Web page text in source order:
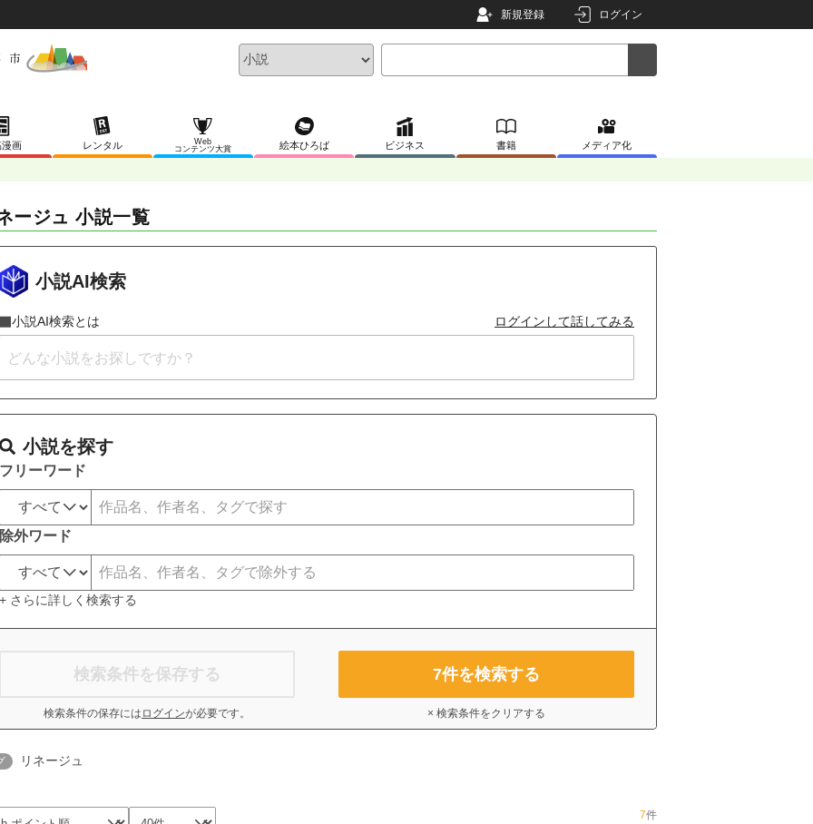
新規登録 ログイン
画 レンタル
Web
コンテンツ大賞
絵本ひろば ビジネス 書籍 メディア化
ージュ 小説一覧
小説AI検索
小説AI検索とは ログインして話してみる
小説を探す
フリーワード
除外ワード
+ さらに詳しく検索する
検索条件を保存する
検索条件の保存には ログインが必要です。
7件を検索する
× 検索条件をクリアする
リネージュ
7件